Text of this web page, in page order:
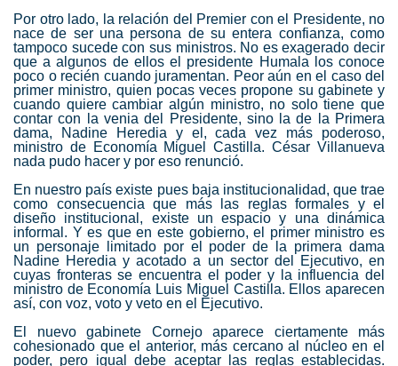
Por otro lado, la relación del Premier con el Presidente, no
nace de ser una persona de su entera confianza, como
tampoco sucede con sus ministros. No es exagerado decir
que a algunos de ellos el presidente Humala los conoce
poco o recién cuando juramentan. Peor aún en el caso del
primer ministro, quien pocas veces propone su gabinete y
cuando quiere cambiar algún ministro, no solo tiene que
contar con la venia del Presidente, sino la de la Primera
dama, Nadine Heredia y el, cada vez más poderoso,
ministro de Economía Miguel Castilla. César Villanueva
nada pudo hacer y por eso renunció.
En nuestro país existe pues baja institucionalidad, que trae
como consecuencia que más las reglas formales y el
diseño institucional, existe un espacio y una dinámica
informal. Y es que en este gobierno, el primer ministro es
un personaje limitado por el poder de la primera dama
Nadine Heredia y acotado a un sector del Ejecutivo, en
cuyas fronteras se encuentra el poder y la influencia del
ministro de Economía Luis Miguel Castilla. Ellos aparecen
así, con voz, voto y veto en el Ejecutivo.
El nuevo gabinete Cornejo aparece ciertamente más
cohesionado que el anterior, más cercano al núcleo en el
poder, pero igual debe aceptar las reglas establecidas.